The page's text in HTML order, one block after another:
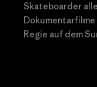
Skateboarder
Regie auf dem